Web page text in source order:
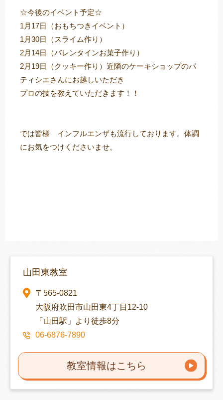
☆今後のイベント予定☆
1月17日（おもちつきイベント）
1月30日（スライム作り）
2月14日（バレンタインお菓子作り）
2月19日（クッキー作り）近隣のケーキショップのパ
ティシエさんにお越しいただき
プロの技を教えていただきます！！
では皆様 インフルエンザも流行しております。体調
にお気をつけくださいませ。
山田東教室
〒565-0821
大阪府吹田市山田東4丁目12-10
「山田駅」より徒歩8分
06-6876-7890
教室情報はこちら